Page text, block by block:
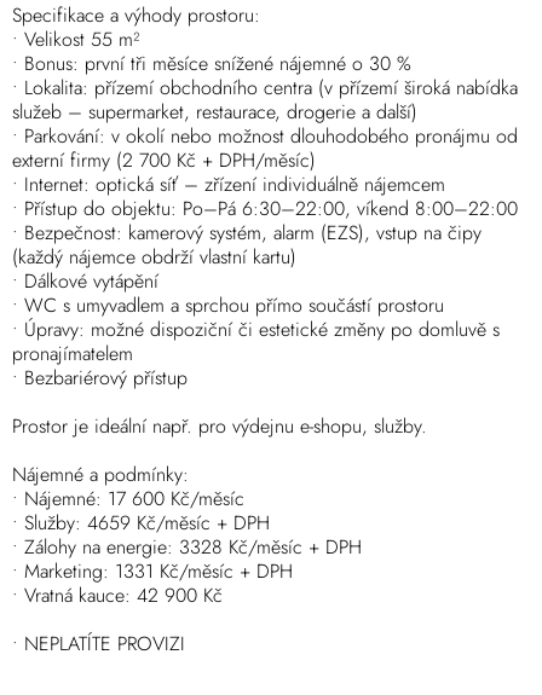
Specifikace a výhody prostoru:
• Velikost 55 m²
• Bonus: první tři měsíce snížené nájemné o 30 %
• Lokalita: přízemí obchodního centra (v přízemí široká nabídka
služeb – supermarket, restaurace, drogerie a další)
• Parkování: v okolí nebo možnost dlouhodobého pronájmu od
externí firmy (2 700 Kč + DPH/měsíc)
• Internet: optická síť – zřízení individuálně nájemcem
• Přístup do objektu: Po–Pá 6:30–22:00, víkend 8:00–22:00
• Bezpečnost: kamerový systém, alarm (EZS), vstup na čipy
(každý nájemce obdrží vlastní kartu)
• Dálkové vytápění
• WC s umyvadlem a sprchou přímo součástí prostoru
• Úpravy: možné dispoziční či estetické změny po domluvě s
pronajímatelem
• Bezbariérový přístup
Prostor je ideální např. pro výdejnu e-shopu, služby.
Nájemné a podmínky:
• Nájemné: 17 600 Kč/měsíc
• Služby: 4659 Kč/měsíc + DPH
• Zálohy na energie: 3328 Kč/měsíc + DPH
• Marketing: 1331 Kč/měsíc + DPH
• Vratná kauce: 42 900 Kč
• NEPLATÍTE PROVIZI